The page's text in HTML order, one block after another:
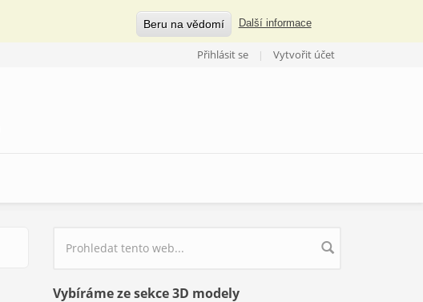
Beru na vědomí Další informace
Přihlásit se Vytvořit účet
Vyhledávání
Vybíráme ze sekce 3D modely